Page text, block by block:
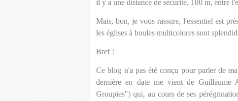
il y a une distance de sécurité, 100 m, entre
Mais, bon, je vous rassure, l'essentiel est
les églises à boules multicolores sont
Bref !
Ce blog n'a pas été conçu pour parler de
dernière en date me vient de Guillaume
Groupies") qui, au cours de ses